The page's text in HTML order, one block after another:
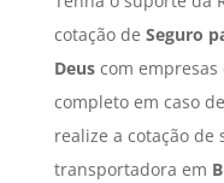
cotação de Seguro
Deuscom empresas
completo em caso
realize a cotação de
transportadora em